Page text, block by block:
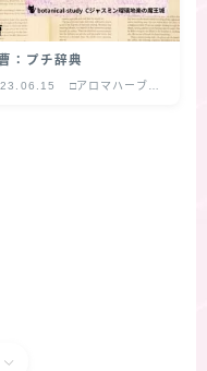
：プチ辞典
□アロマハーブ